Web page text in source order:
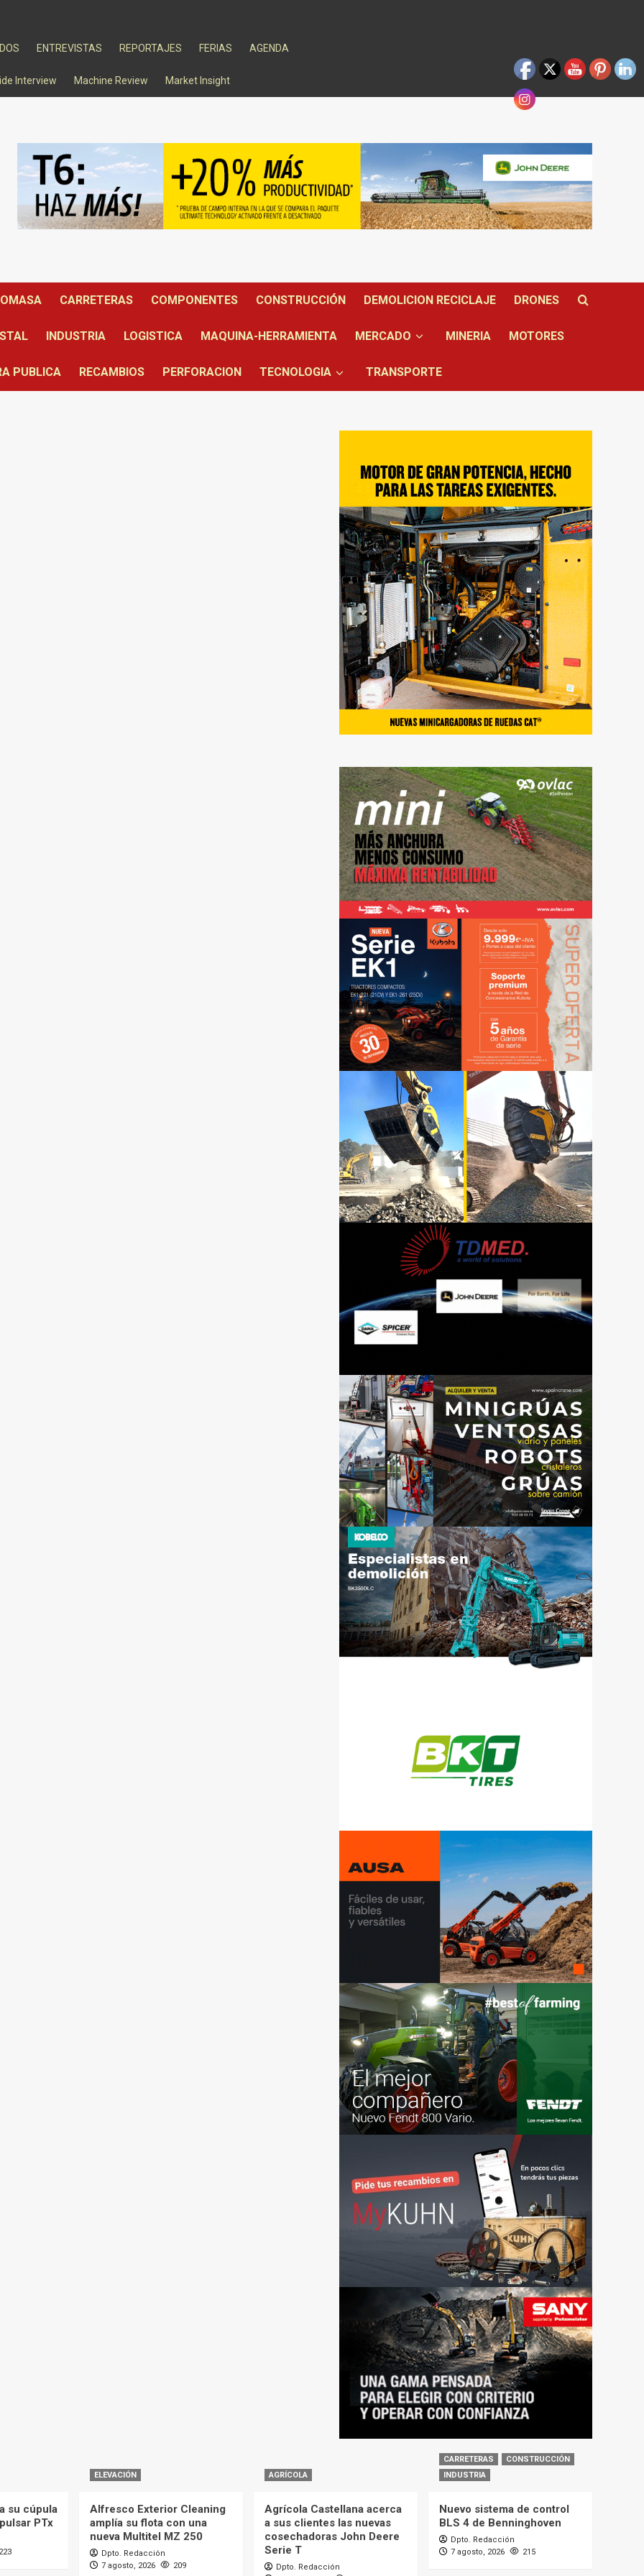
ENTREVISTAS REPORTAJES FERIAS AGENDA
Interview Machine Review Market Insight
CARRETERAS COMPONENTES CONSTRUCCIÓN DEMOLICION RECICLAJE DRONES
INDUSTRIA LOGISTICA MAQUINA-HERRAMIENTA MERCADO MINERIA MOTORES
PUBLICA RECAMBIOS PERFORACION TECNOLOGIA TRANSPORTE
su cúpula
PTx
ELEVACIÓN
Alfresco Exterior Cleaning
amplía su flota con una
nueva Multitel MZ 250
Dpto. Redacción
7 agosto, 2026
209
AGRÍCOLA
Agrícola Castellana acerca
a sus clientes las nuevas
cosechadoras John Deere
Serie T
Dpto. Redacción
CARRETERAS
CONSTRUCCIÓN
INDUSTRIA
Nuevo sistema de control
BLS 4 de Benninghoven
Dpto. Redacción
7 agosto, 2026
215